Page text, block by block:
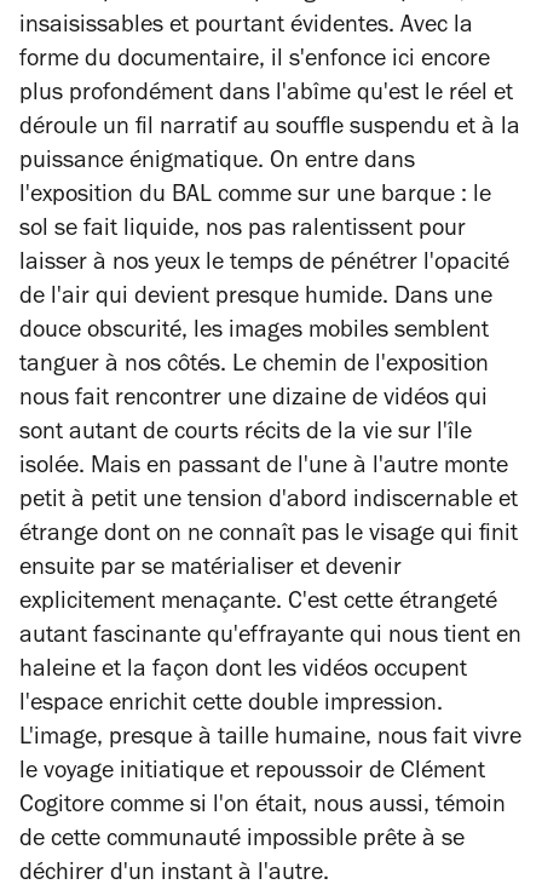
insaisissables et pourtant évidentes. Avec la
forme du documentaire, il s'enfonce ici encore
plus profondément dans l'abîme qu'est le réel et
déroule un fil narratif au souffle suspendu et à la
puissance énigmatique. On entre dans
l'exposition du BAL comme sur une barque : le
sol se fait liquide, nos pas ralentissent pour
laisser à nos yeux le temps de pénétrer l'opacité
de l'air qui devient presque humide. Dans une
douce obscurité, les images mobiles semblent
tanguer à nos côtés. Le chemin de l'exposition
nous fait rencontrer une dizaine de vidéos qui
sont autant de courts récits de la vie sur l'île
isolée. Mais en passant de l'une à l'autre monte
petit à petit une tension d'abord indiscernable et
étrange dont on ne connaît pas le visage qui finit
ensuite par se matérialiser et devenir
explicitement menaçante. C'est cette étrangeté
autant fascinante qu'effrayante qui nous tient en
haleine et la façon dont les vidéos occupent
l'espace enrichit cette double impression.
L'image, presque à taille humaine, nous fait vivre
le voyage initiatique et repoussoir de Clément
Cogitore comme si l'on était, nous aussi, témoin
de cette communauté impossible prête à se
déchirer d'un instant à l'autre.